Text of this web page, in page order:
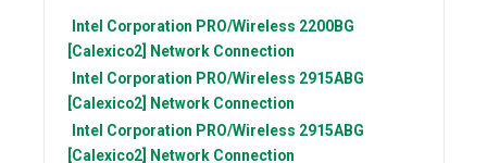
Intel Corporation PRO/Wireless 2200BG
[Calexico2] Network Connection
Intel Corporation PRO/Wireless 2915ABG
[Calexico2] Network Connection
Intel Corporation PRO/Wireless 2915ABG
[Calexico2] Network Connection